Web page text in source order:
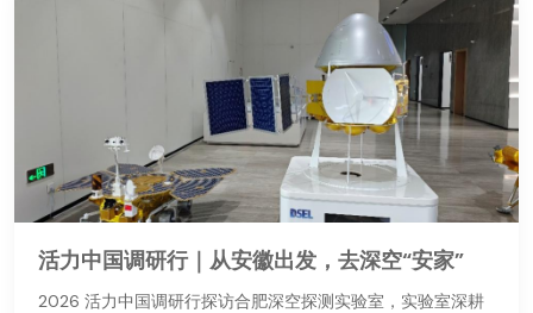
活力中国调研行｜从安徽出发，去深空“安家”
2026 活力中国调研行探访合肥深空探测实验室，实验室深耕